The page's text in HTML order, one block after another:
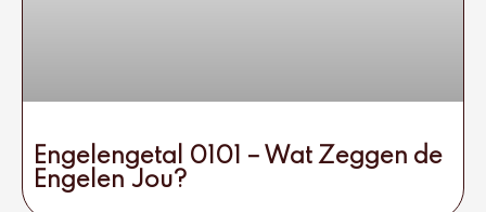
Engelengetal 0101 – Wat Zeggen de
Engelen Jou?